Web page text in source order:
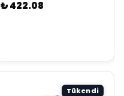
A2035400253
₺ 422.08
Tükendi